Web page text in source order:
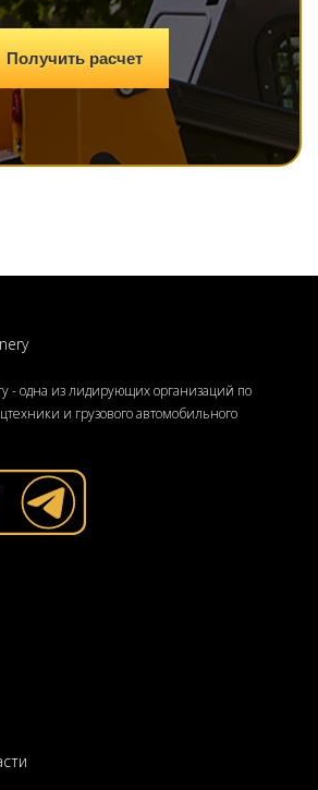
Получить расчет
- одна из лидирующих организаций по
и грузового автомобильного